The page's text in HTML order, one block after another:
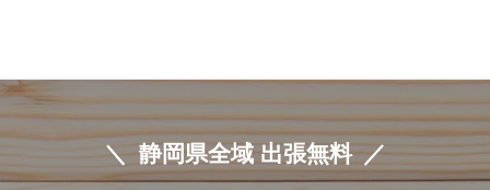
静岡県全域 出張無料